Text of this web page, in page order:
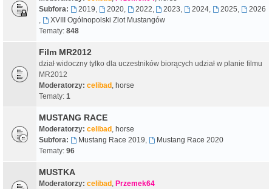
Subfora:
2019, 2020, 2022, 2023, 2024, 2025,
2026
,
XVIII Ogólnopolski Zlot Mustangów
Tematy: 848
Film MR2012
dział widoczny tylko dla uczestników biorących udział w planie filmu
MR2012
Moderatorzy: celibad, horse
Tematy: 1
MUSTANG RACE
Moderatorzy: celibad, horse
Subfora:
Mustang Race 2019,
Mustang Race 2020
Tematy: 96
MUSTKA
Moderatorzy: celibad, Przemek64